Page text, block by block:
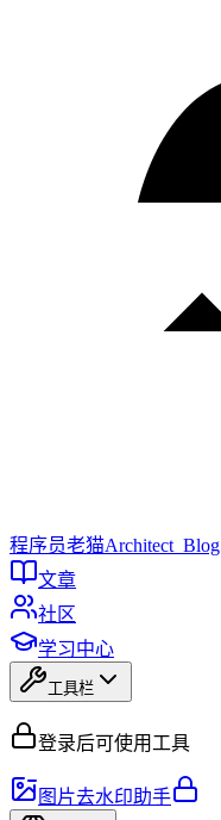
程序员老猫Architect_Blog
文章
社区
学习中心
工具栏
登录后可使用工具
图片去水印助手